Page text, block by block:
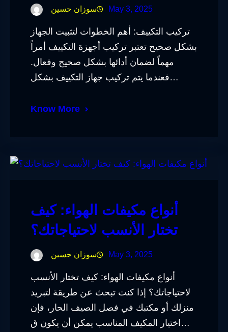
سوزان حسين May 3, 2025
تركيب التكييف: أهم الخطوات لتثبيت الجهاز
بشكل صحيح تعتبر تركيب أجهزة التكييف أمراً
مهماً لضمان أدائها بشكل صحيح وفعال.
فعندما يتم تركيب جهاز التكييف بشكل…
Know More
أنواع مكيفات الهواء: كيف
تختار الأنسب لاحتياجاتك؟
سوزان حسين May 3, 2025
أنواع مكيفات الهواء: كيف تختار الأنسب
لاحتياجاتك؟ إذا كنت تبحث عن طريقة لتبريد
منزلك أو مكتبك في فصل الصيف الحار، فإن
اختيار المكيف المناسب يمكن أن يكون ق…